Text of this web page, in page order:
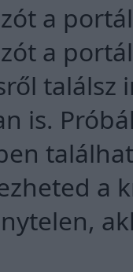
a
a
találsz
is.
a